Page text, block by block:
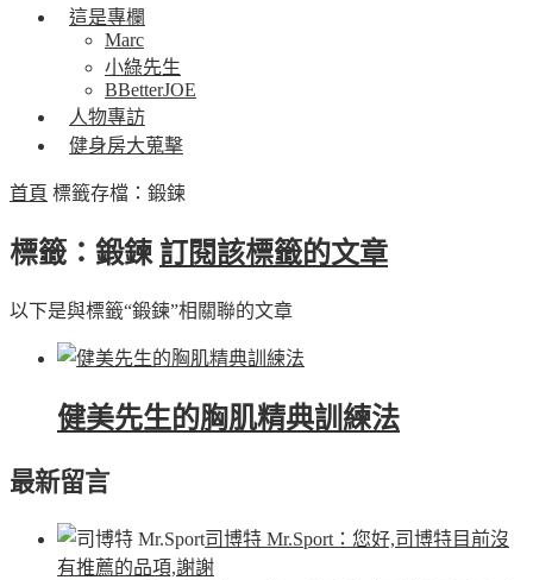
這是專欄
Marc
小綠先生
BBetterJOE
人物專訪
健身房大蒐擊
首頁 標籤存檔：鍛鍊
標籤：鍛鍊 訂閱該標籤的文章
以下是與標籤“鍛鍊”相關聯的文章
健美先生的胸肌精典訓練法
最新留言
司博特 Mr.Sport ：您好,司博特目前沒
有推薦的品項,謝謝